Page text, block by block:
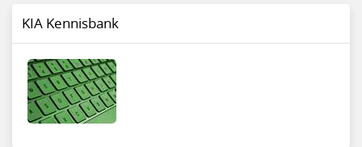
KIA Kennisbank